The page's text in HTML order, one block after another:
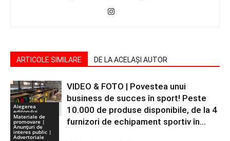
ARTICOLE SIMILARE DE LA ACELAȘI AUTOR
Alegerea
editorului
VIDEO & FOTO | Povestea unui
business de succes în sport! Peste
10.000 de produse disponibile, de la 4
furnizori de echipament sportiv în...
Materiale de
promovare |
Anunţuri de
interes public |
Advertoriale